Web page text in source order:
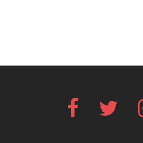
Facebook